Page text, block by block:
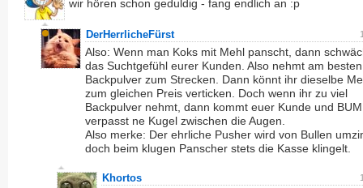
wir hören schon geduldig - fang endlich an :p
DerHerrlicheFürst
Also: Wenn man Koks mit Mehl panscht, dann
das Suchtgefühl eurer Kunden. Also nehmt am besten
Backpulver zum Strecken. Dann könnt ihr dieselbe
zum gleichen Preis verticken. Doch wenn ihr zu viel
Backpulver nehmt, dann kommt euer Kunde und
verpasst ne Kugel zwischen die Augen.
Also merke: Der ehrliche Pusher wird von Bullen
doch beim klugen Panscher stets die Kasse klingelt.
Khortos